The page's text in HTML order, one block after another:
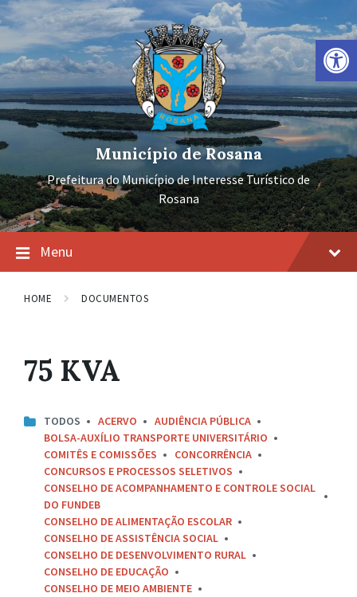
Barra de Ferramentas Aberta
Ir
para
conteúdo
Pular
para
navegação
principal
Pular
para
rodapé
Município de Rosana
Prefeitura do Município de Interesse Turístico de
Rosana
Menu
HOME DOCUMENTOS
75 KVA
TODOS ACERVO
AUDIÊNCIA PÚBLICA
BOLSA-AUXÍLIO TRANSPORTE UNIVERSITÁRIO
COMITÊS E COMISSÕES
CONCORRÊNCIA
CONCURSOS E PROCESSOS SELETIVOS
CONSELHO DE ACOMPANHAMENTO E CONTROLE SOCIAL
DO FUNDEB
CONSELHO DE ALIMENTAÇÃO ESCOLAR
CONSELHO DE ASSISTÊNCIA SOCIAL
CONSELHO DE DESENVOLVIMENTO RURAL
CONSELHO DE EDUCAÇÃO
CONSELHO DE MEIO AMBIENTE